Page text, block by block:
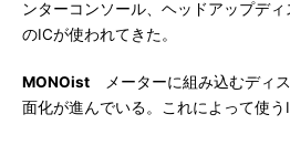
ンターコンソール、ヘッドアップデ
のICが使われてきた。
MONOist メーターに組み込むディ
面化が進んでいる。これによって使う